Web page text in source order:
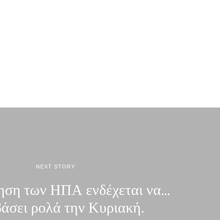
NEXT STORY
των ΗΠΑ ενδέχεται να…
ρολά την Κυριακή.